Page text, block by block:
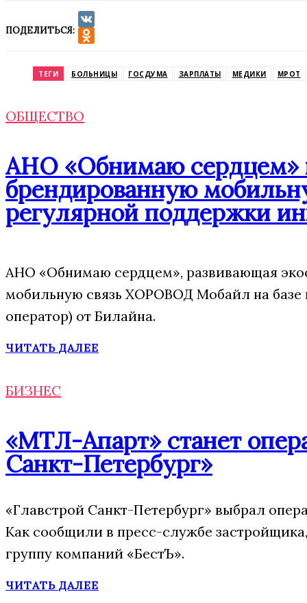
ПОДЕЛИТЬСЯ:
VK
ТЕГИ БОЛЬНИЦЫ ГОСДУМА ЗАРПЛАТЫ МЕДИКИ МРОТ
ОБЩЕСТВО
АНО «Обнимаю сердцем»
брендированную
регулярной поддержки
АНО «Обнимаю сердцем», развивающая
мобильную связь ХОРОВОД Мобайл на
оператор) от Билайна.
ЧИТАТЬ ДАЛЕЕ
БИЗНЕС
«МТЛ-Апарт» станет
Санкт-Петербург»
«Главстрой Санкт-Петербург» выбрал
Как сообщили в пресс-службе
группу компаний «БестЪ».
ЧИТАТЬ ДАЛЕЕ